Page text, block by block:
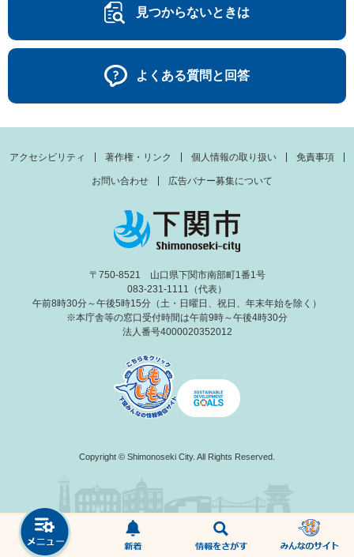
見つからないときは
よくある質問と回答
アクセシビリティ 著作権・リンク 個人情報の取り扱い 免責事項
お問い合わせ 広告バナー募集について
〒750-8521 山口県下関市南部町1番1号
083-231-1111（代表）
午前8時30分～午後5時15分（土・日曜日、祝日、年末年始を除く）
※本庁舎等の窓口受付時間は午前9時～午後4時30分
法人番号4000020352012
Copyright © Shimonoseki City. All Rights Reserved.